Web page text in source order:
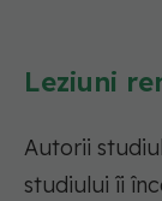
Leziuni
Autorii
studiului îi